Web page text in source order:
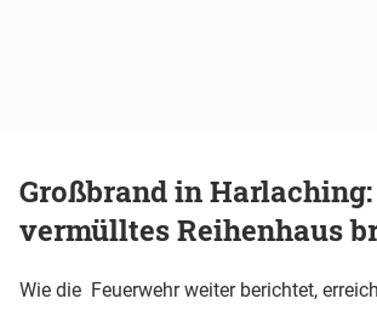
Großbrand in
vermülltes Reihenhaus
Wie die Feuerwehr weiter berichtet,